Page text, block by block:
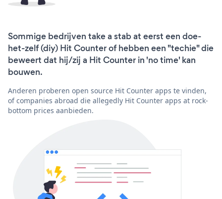
Sommige bedrijven take a stab at eerst een doe-
het-zelf (diy) Hit Counter of hebben een "techie" die
beweert dat hij/zij a Hit Counter in 'no time' kan
bouwen.
Anderen proberen open source Hit Counter apps te vinden,
of companies abroad die allegedly Hit Counter apps at rock-
bottom prices aanbieden.